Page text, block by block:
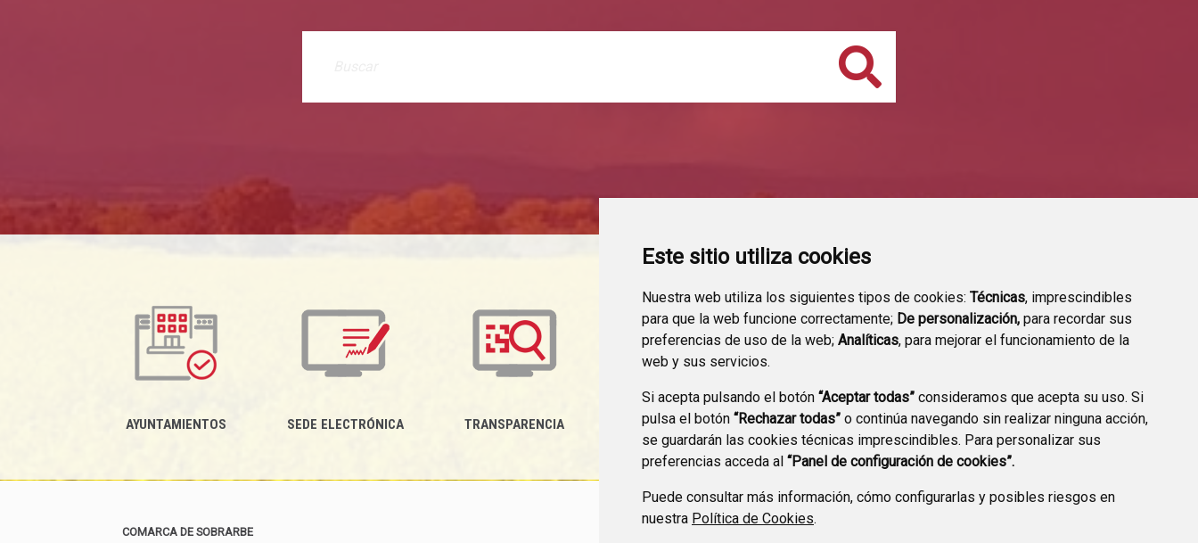
Este sitio utiliza cookies
Nuestra web utiliza los siguientes tipos de cookies: Técnicas, imprescindibles
para que la web funcione correctamente; De personalización, para recordar sus
preferencias de uso de la web; Analíticas, para mejorar el funcionamiento de la
web y sus servicios.
Si acepta pulsando el botón “Aceptar todas” consideramos que acepta su uso. Si
pulsa el botón “Rechazar todas” o continúa navegando sin realizar ninguna acción,
se guardarán las cookies técnicas imprescindibles. Para personalizar sus
preferencias acceda al “Panel de configuración de cookies”.
Puede consultar más información, cómo configurarlas y posibles riesgos en
nuestra Política de Cookies.
Buscar
AYUNTAMIENTOS SEDE ELECTRÓNICA TRANSPARENCIA MEDIDAS ANTIFRAUDE PERFIL CONTRATANTE
COMARCA DE SOBRARBE